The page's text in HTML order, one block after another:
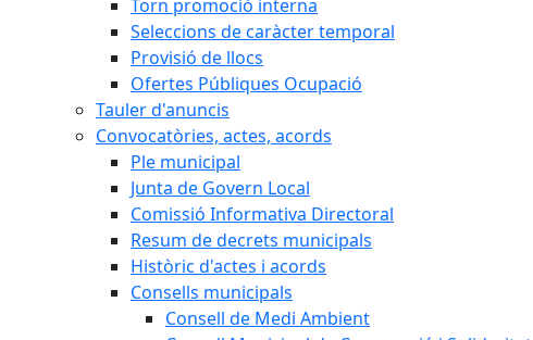
Torn promoció interna
Seleccions de caràcter temporal
Provisió de llocs
Ofertes Públiques Ocupació
Tauler d'anuncis
Convocatòries, actes, acords
Ple municipal
Junta de Govern Local
Comissió Informativa Directoral
Resum de decrets municipals
Històric d'actes i acords
Consells municipals
Consell de Medi Ambient